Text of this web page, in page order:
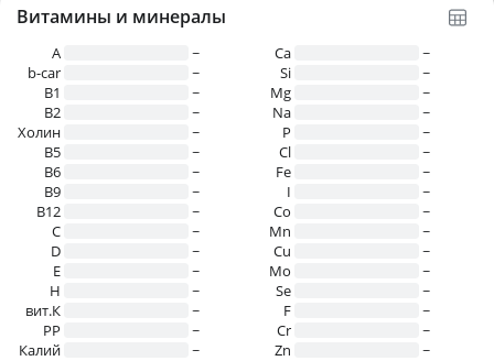
Витамины и минералы
A
~
b-car
~
В1
~
B2
~
Холин
~
B5
~
B6
~
B9
~
B12
~
C
~
D
~
E
~
H
~
вит.К
~
PP
~
Калий
~
Ca
~
Si
~
Mg
~
Na
~
P
~
Cl
~
Fe
~
I
~
Co
~
Mn
~
Cu
~
Mo
~
Se
~
F
~
Cr
~
Zn
~